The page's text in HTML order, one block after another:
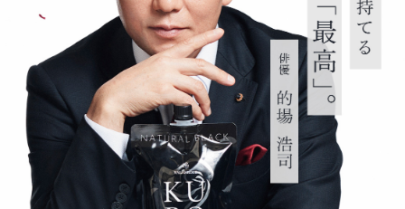
定期お届けについて
配送・返品について
お支払いについて
会員情報について
よくあるご質問
ご利用規約
プライバシーポリシー
特定商取引法に基づく表記